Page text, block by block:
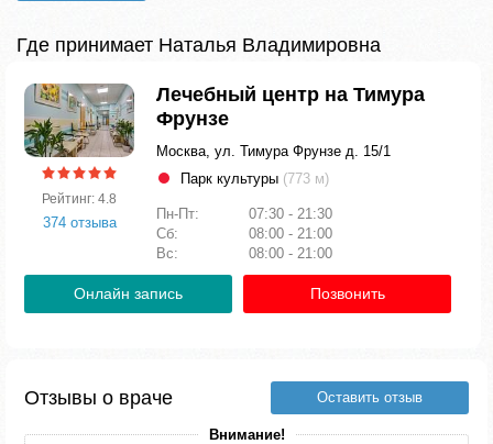
Где принимает Наталья Владимировна
Рейтинг: 4.8
374 отзыва
Лечебный центр на Тимура
Фрунзе
Москва, ул. Тимура Фрунзе д. 15/1
Парк культуры (773 м)
Пн-Пт:
07:30 - 21:30
Сб:
08:00 - 21:00
Вс:
08:00 - 21:00
Онлайн запись Позвонить
Отзывы о враче Оставить отзыв
Внимание!